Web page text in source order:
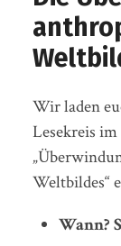
Wir laden
Lesekreis
Weltbildes“
Wann?